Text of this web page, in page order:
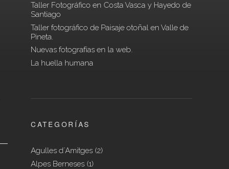
Taller Fotográfico en Costa Vasca y Hayedo de
Santiago
Taller fotográfico de Paisaje otoñal en Valle de
Pineta.
Nuevas fotografías en la web.
La huella humana
CATEGORÍAS
Agulles d´Amitges (2)
Alpes Berneses (1)